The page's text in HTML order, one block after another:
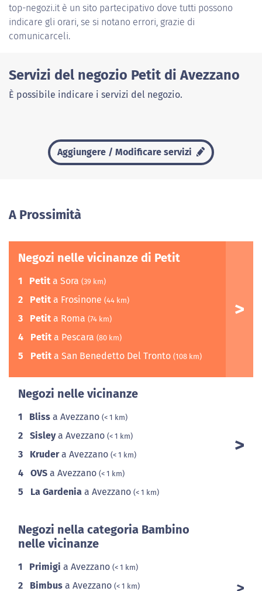
top-negozi.it è un sito partecipativo dove tutti possono
indicare gli orari, se si notano errori, grazie di
comunicarceli.
Servizi del negozio Petit di Avezzano
È possibile indicare i servizi del negozio.
Aggiungere / Modificare servizi
A Prossimità
Negozi nelle vicinanze di Petit
1 Petit a Sora (39 km)
2 Petit a Frosinone (44 km)
3 Petit a Roma (74 km)
4 Petit a Pescara (80 km)
5 Petit a San Benedetto Del Tronto (108 km)
Negozi nelle vicinanze
1 Bliss a Avezzano (< 1 km)
2 Sisleya Avezzano (< 1 km)
3 Krudera Avezzano (< 1 km)
4 OVS a Avezzano (< 1 km)
5 La Gardenia a Avezzano (< 1 km)
Negozi nella categoria Bambino
nelle vicinanze
1 Primigi a Avezzano (< 1 km)
2 Bimbus a Avezzano (< 1 km)